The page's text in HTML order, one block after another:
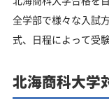
全学部で様々な入試
式、日程によって受
北海商科大学